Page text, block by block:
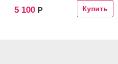
5 100 Р